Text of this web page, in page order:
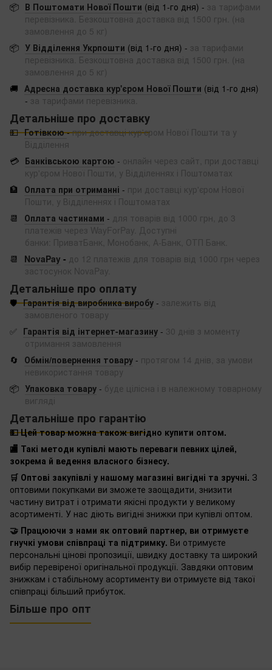
📦 В Поштомати Нової Пошти (від 1-го дня) - за тарифами
перевізника. Безкоштовна доставка від 1500 грн. (на
замовлення до 5 кг)
📦 У Відділення Укрпошти (від 1-го дня) - за тарифами
перевізника. Безкоштовна доставка від 1500 грн. (на
замовлення до 5 кг)
🚚 Адресна доставка кур'єром Нової Пошти (від 1-го дня)
- за тарифами перевізника.
Детальніше про доставку
💵 Готівкою -при доставці кур'єром Нової Пошти та у
Відділення
💳 Банківською картою - онлайн через сайт, при доставці
кур'єром Нової Пошти, у Відділеннях і Поштоматах
🏦
Оплата при отриманні - при доставці кур'єром Нової
Пошти, у Відділеннях і Поштоматах
📆
Оплата частинами - для товарів від 1000 грн, до 3
платежів через WayForPay. Доступні
банки: ПриватБанк, Монобанк, А-Банк, ОТП Банк.
📆
NovaPay - до 12 платежів для товарів від 1000 грн через
застосунок NovaPay.
Детальніше про оплату
🛡️ Гарантія від виробника виробу - залежить від
замовленого товару
✅ Гарантія від інтернет-магазину - 30 днів з моменту
отримання замовлення
🔄
Обмін/повернення товару - протягом 14 днів, за умови
невикористання товару
📦 Упаковка товару - буде цілісна і в належному товарному
вигляді
Детальніше про гарантію
💵 Цей товар можна також вигідно купити оптом.
🏬 Такі методи купівлі мають переваги певних цілей,
зокрема й ведення власного бізнесу.
🛒 Оптові закупівлі у нашому магазині вигідні та зручні. З
оптовими покупками ви зможете заощадити, знизити
частину витрат і отримати якісні продукти у великому
асортименті. У нас діють вигідні знижки при купівлі оптом.
🤝 Працюючи з нами як оптовий партнер, ви отримуєте
гнучкі умови співпраці та підтримку. Ви отримуєте
персональні цінові пропозиції, швидку доставку та широкий
вибір перевіреної оригінальної продукції. Завдяки оптовим
знижкам і стабільному асортименту ви отримуєте від такої
співпраці більший прибуток.
Більше про опт